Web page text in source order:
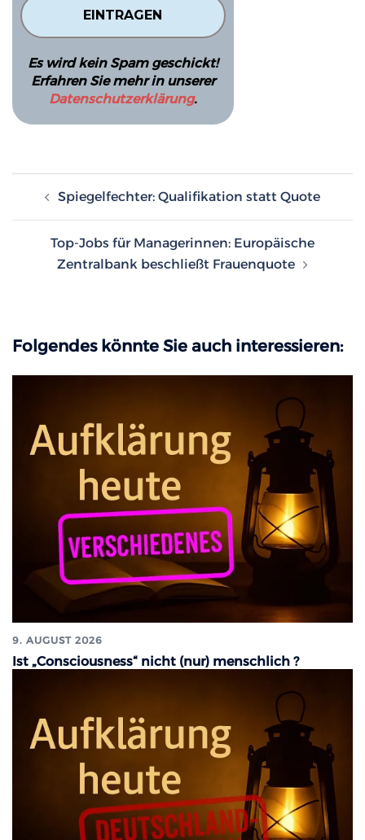
Es wird kein Spam geschickt!
Erfahren Sie mehr in unserer
Datenschutzerklärung.
Spiegelfechter: Qualifikation statt Quote
Top-Jobs für Managerinnen: Europäische
Zentralbank beschließt Frauenquote
Folgendes könnte Sie auch interessieren:
9. AUGUST 2026
Ist „Consciousness“ nicht (nur) menschlich ?